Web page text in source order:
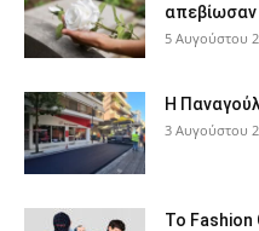
απεβίωσαν
5 Αυγούστου
Η
3 Αυγούστου
Το Fashion